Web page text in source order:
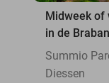
Midweek of
in de
Summio
Diessen